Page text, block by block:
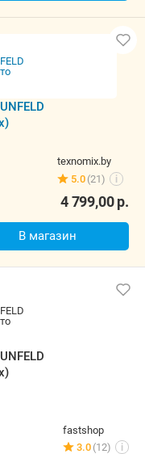
texnomix.by
5.0 (21) i
4 799,00р.
В магазин
fastshop
3.0 (12) i